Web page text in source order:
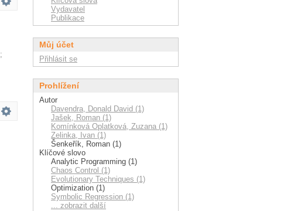
;
Vydavatel
Publikace
Můj účet
Přihlásit se
Prohlížení
Autor
Davendra, Donald David (1)
Jašek, Roman (1)
Komínková Oplatková, Zuzana (1)
Zelinka, Ivan (1)
Šenkeřík, Roman (1)
Klíčové slovo
Analytic Programming (1)
Chaos Control (1)
Evolutionary Techniques (1)
Optimization (1)
Symbolic Regression (1)
... zobrazit další